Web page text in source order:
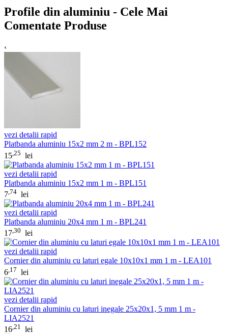
Profile din aluminiu - Cele Mai
Comentate Produse
‹
vezi detalii rapid
Platbanda aluminiu 15x2 mm 2 m - BPL152
15 ,25 lei
vezi detalii rapid
Platbanda aluminiu 15x2 mm 1 m - BPL151
7 ,74 lei
vezi detalii rapid
Platbanda aluminiu 20x4 mm 1 m - BPL241
17 ,30 lei
vezi detalii rapid
Cornier din aluminiu cu laturi egale 10x10x1 mm 1 m - LEA101
6 ,17 lei
vezi detalii rapid
Cornier din aluminiu cu laturi inegale 25x20x1, 5 mm 1 m -
LIA2521
16 ,21 lei